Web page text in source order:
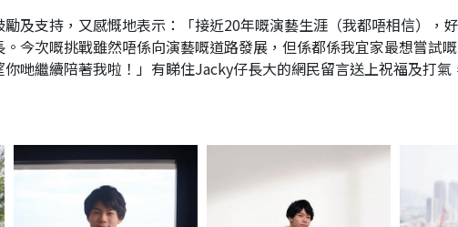
及支持，又感慨地表示：「接近20年嘅演藝生涯（我都唔相信），
今次嘅挑戰雖然唔係向演藝嘅道路發展，但係都係我宜家最想嘗試
哋繼續陪著我啦！」有睇住Jacky仔長大的網民留言送上祝福及打氣